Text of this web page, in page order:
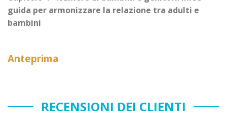
guida per armonizzare la relazione tra adulti e
bambini
Anteprima
RECENSIONI DEI CLIENTI